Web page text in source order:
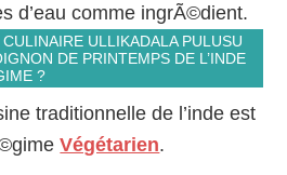
d’eau comme ingrÃ©dient.
ULLIKADALA PULUSU
DE PRINTEMPS DE L’INDE
?
traditionnelle de l’inde est
Végétarien.